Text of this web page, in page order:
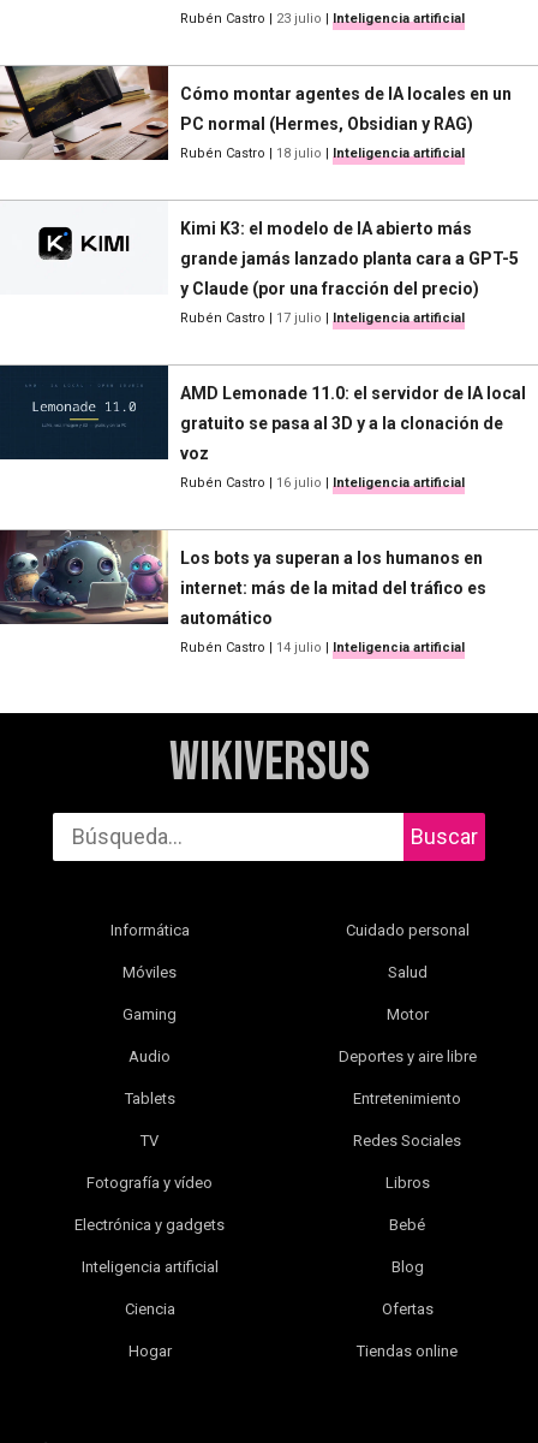
Rubén Castro | 23 julio | Inteligencia artificial
Cómo montar agentes de IA locales en un
PC normal (Hermes, Obsidian y RAG)
Rubén Castro | 18 julio | Inteligencia artificial
Kimi K3: el modelo de IA abierto más
grande jamás lanzado planta cara a GPT-5
y Claude (por una fracción del precio)
Rubén Castro | 17 julio | Inteligencia artificial
AMD Lemonade 11.0: el servidor de IA local
gratuito se pasa al 3D y a la clonación de
voz
Rubén Castro | 16 julio | Inteligencia artificial
Los bots ya superan a los humanos en
internet: más de la mitad del tráfico es
automático
Rubén Castro | 14 julio | Inteligencia artificial
WikiVersus
Buscar
Informática
Móviles
Gaming
Audio
Tablets
TV
Fotografía y vídeo
Electrónica y gadgets
Inteligencia artificial
Ciencia
Hogar
Cuidado personal
Salud
Motor
Deportes y aire libre
Entretenimiento
Redes Sociales
Libros
Bebé
Blog
Ofertas
Tiendas online